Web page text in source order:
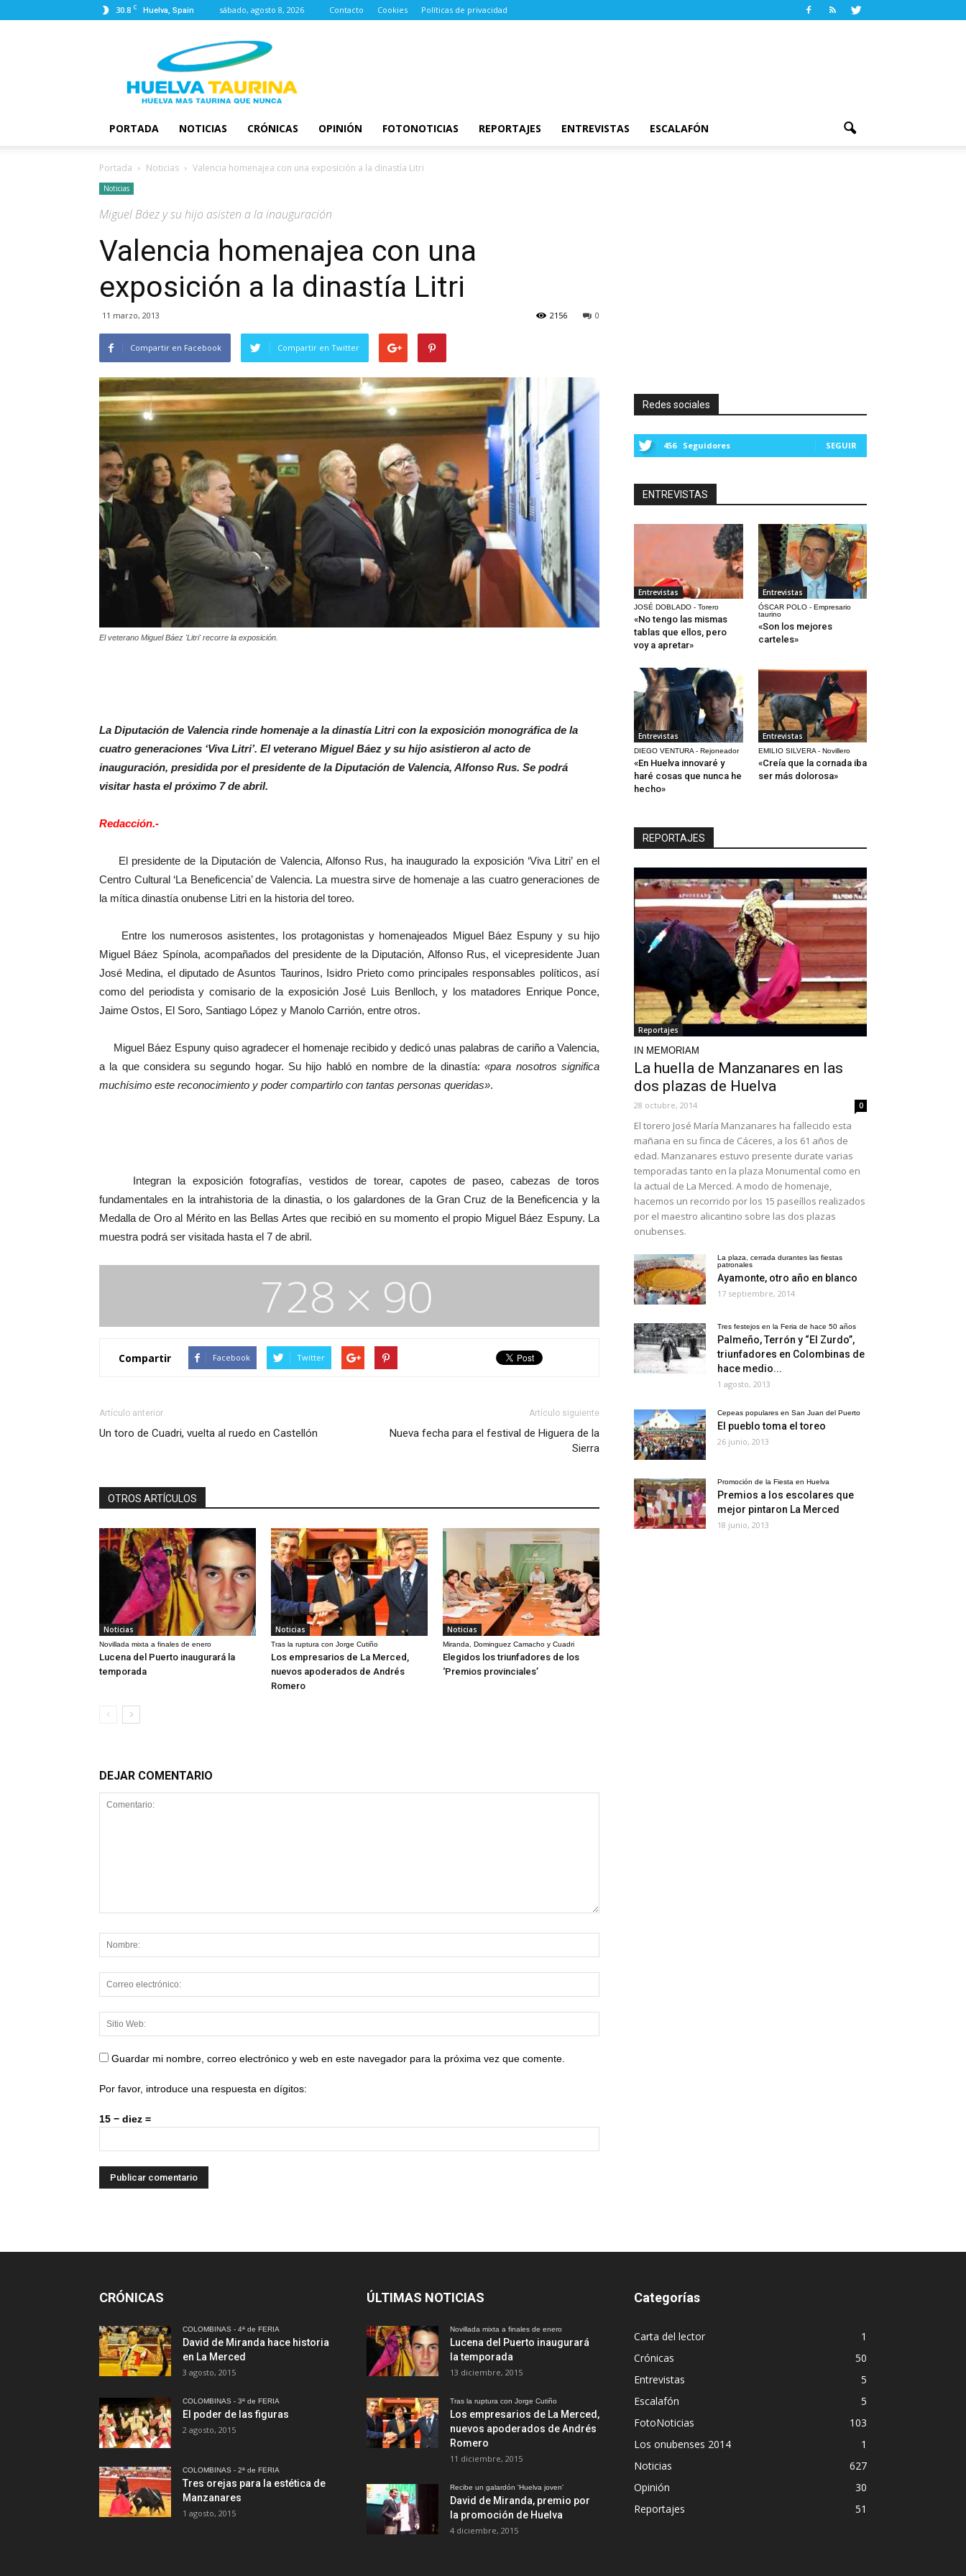
30.8 C Huelva, Spain sábado, agosto 8, 2026 Contacto Cookies Políticas de privacidad
Taurina
PORTADA NOTICIAS CRÓNICAS OPINIÓN FOTONOTICIAS REPORTAJES ENTREVISTAS ESCALAFÓN
Portada Noticias Valencia homenajea con una exposición a la dinastía Litri
Noticias
Miguel Báez y su hijo asisten a la inauguración
Valencia homenajea con una
exposición a la dinastía Litri
11 marzo, 2013 0
2156
Compartir en Facebook Compartir en Twitter
El veterano Miguel Báez 'Litri' recorre la exposición.
La Diputación de Valencia rinde homenaje a la dinastía Litri con la exposición monográfica de la
cuatro generaciones ‘Viva Litri’. El veterano Miguel Báez y su hijo asistieron al acto de
inauguración, presidida por el presidente de la Diputación de Valencia, Alfonso Rus. Se podrá
visitar hasta el próximo 7 de abril.
Redacción.-
El presidente de la Diputación de Valencia, Alfonso Rus, ha inaugurado la exposición ‘Viva Litri’ en el
Centro Cultural ‘La Beneficencia’ de Valencia. La muestra sirve de homenaje a las cuatro generaciones de
la mítica dinastía onubense Litri en la historia del toreo.
Entre los numerosos asistentes, los protagonistas y homenajeados Miguel Báez Espuny y su hijo
Miguel Báez Spínola, acompañados del presidente de la Diputación, Alfonso Rus, el vicepresidente Juan
José Medina, el diputado de Asuntos Taurinos, Isidro Prieto como principales responsables políticos, así
como del periodista y comisario de la exposición José Luis Benlloch, y los matadores Enrique Ponce,
Jaime Ostos, El Soro, Santiago López y Manolo Carrión, entre otros.
Miguel Báez Espuny quiso agradecer el homenaje recibido y dedicó unas palabras de cariño a Valencia,
a la que considera su segundo hogar. Su hijo habló en nombre de la dinastía:«para nosotros significa
muchísimo este reconocimiento y poder compartirlo con tantas personas queridas».
Integran la exposición fotografías, vestidos de torear, capotes de paseo, cabezas de toros
fundamentales en la intrahistoria de la dinastia, o los galardones de la Gran Cruz de la Beneficencia y la
Medalla de Oro al Mérito en las Bellas Artes que recibió en su momento el propio Miguel Báez Espuny. La
muestra podrá ser visitada hasta el 7 de abril.
Compartir Facebook Twitter
Artículo anterior
Un toro de Cuadri, vuelta al ruedo en Castellón
Artículo siguiente
Nueva fecha para el festival de Higuera de la
Sierra
OTROS ARTÍCULOS
Noticias
Novillada mixta a finales de enero
Lucena del Puerto inaugurará la
temporada
Noticias
Tras la ruptura con Jorge Cutiño
Los empresarios de La Merced,
nuevos apoderados de Andrés
Romero
Noticias
Miranda, Dominguez Camacho y Cuadri
Elegidos los triunfadores de los
‘Premios provinciales’
DEJAR COMENTARIO
Guardar mi nombre, correo electrónico y web en este navegador para la próxima vez que comente.
Por favor, introduce una respuesta en dígitos:
15 − diez =
Redes sociales
456 Seguidores SEGUIR
ENTREVISTAS
Entrevistas
JOSÉ DOBLADO - Torero
«No tengo las mismas
tablas que ellos, pero
voy a apretar»
Entrevistas
ÓSCAR POLO - Empresario
taurino
«Son los mejores
carteles»
Entrevistas
DIEGO VENTURA - Rejoneador
«En Huelva innovaré y
haré cosas que nunca he
hecho»
Entrevistas
EMILIO SILVERA - Novillero
«Creía que la cornada iba
ser más dolorosa»
REPORTAJES
Reportajes
IN MEMORIAM
La huella de Manzanares en las
dos plazas de Huelva
28 octubre, 2014 0
El torero José María Manzanares ha fallecido esta
mañana en su finca de Cáceres, a los 61 años de
edad. Manzanares estuvo presente durate varias
temporadas tanto en la plaza Monumental como en
la actual de La Merced. A modo de homenaje,
hacemos un recorrido por los 15 paseíllos realizados
por el maestro alicantino sobre las dos plazas
onubenses.
La plaza, cerrada durantes las fiestas
patronales
Ayamonte, otro año en blanco
17 septiembre, 2014
Tres festejos en la Feria de hace 50 años
Palmeño, Terrón y “El Zurdo”,
triunfadores en Colombinas de
hace medio...
1 agosto, 2013
Cepeas populares en San Juan del Puerto
El pueblo toma el toreo
26 junio, 2013
Promoción de la Fiesta en Huelva
Premios a los escolares que
mejor pintaron La Merced
18 junio, 2013
CRÓNICAS
COLOMBINAS - 4ª de FERIA
David de Miranda hace historia
en La Merced
3 agosto, 2015
COLOMBINAS - 3ª de FERIA
El poder de las figuras
2 agosto, 2015
COLOMBINAS - 2ª de FERIA
Tres orejas para la estética de
Manzanares
1 agosto, 2015
ÚLTIMAS NOTICIAS
Novillada mixta a finales de enero
Lucena del Puerto inaugurará
la temporada
13 diciembre, 2015
Tras la ruptura con Jorge Cutiño
Los empresarios de La Merced,
nuevos apoderados de Andrés
Romero
11 diciembre, 2015
Recibe un galardón 'Huelva joven'
David de Miranda, premio por
la promoción de Huelva
4 diciembre, 2015
Categorías
Carta del lector
1
Crónicas
50
Entrevistas
5
Escalafón
5
FotoNoticias
103
Los onubenses 2014
1
Noticias
627
Opinión
30
Reportajes
51